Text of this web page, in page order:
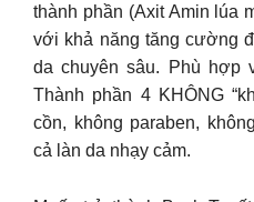
thành phần (Axit Amin lúa
với khả năng tăng cường
da chuyên sâu. Phù hợp
Thành phần 4 KHÔNG
cồn, không paraben,
cả làn da nhạy cảm.